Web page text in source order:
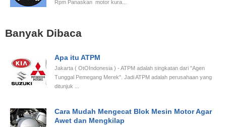
Rpm Panaskan motor kura...
Banyak Dibaca
Apa itu ATPM
Jakarta ( OtOIndonesia ) - ATPM adalah singkatan dari "Agen
Tunggal Pemegang Merek". Jadi ATPM adalah perusahaan yang
ditunjuk ...
Cara Mudah Mengecat Blok Mesin Motor Agar
Awet dan Mengkilap